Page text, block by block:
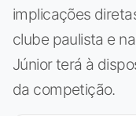
implicações
clube paulista e
Júnior terá à
da competição.